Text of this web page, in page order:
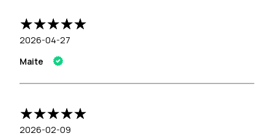
2026-04-27
Maite
2026-02-09